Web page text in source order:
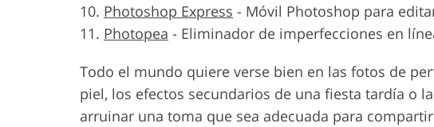
Photoshop Express - Móvil Photoshop para
Photopea - Eliminador de imperfecciones en
Todo el mundo quiere verse bien en las fotos de
piel, los efectos secundarios de una fiesta tardía o
arruinar una toma que sea adecuada para